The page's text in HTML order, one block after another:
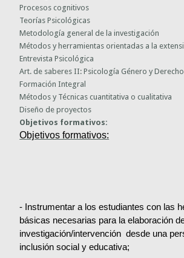
Procesos cognitivos
Teorías Psicológicas
Metodología general de la investigación
Métodos y herramientas orientadas a la
Entrevista Psicológica
Art. de saberes II: Psicología Género y
Formación Integral
Métodos y Técnicas cuantitativa o cualitativa
Diseño de proyectos
Objetivos formativos:
Objetivos formativos:
- Instrumentar a los estudiantes con las
básicas necesarias para la elaboración
investigación/intervención desde una
inclusión social y educativa;